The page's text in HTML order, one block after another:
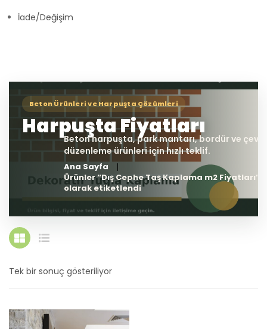
İade/Değişim
Ana Sayfa
Ürünler “Dış Cephe Taş Kaplama m2 Fiyatları”
olarak etiketlendi
Tek bir sonuç gösteriliyor